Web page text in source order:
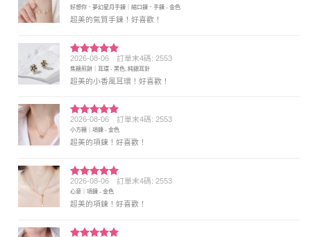
分 5
好想你．夢幻星月手鍊｜縮口鍊．手鍊 - 金色
超美的氣質手鍊！好喜歡！
評分5滿
分 5
2026-08-06 訂單末4碼: 2553
焦糖煎餅｜耳環 - 黑色, 純銀耳針
超美的小香風耳環！好喜歡！
評分5 滿
分 5
2026-08-06 訂單末4碼: 2553
小方糖｜項鍊 - 金色
超美的項鍊！好喜歡！
評分5 滿
分 5
2026-08-06 訂單末4碼: 2553
心意｜項鍊 - 金色
超美的項鍊！好喜歡！